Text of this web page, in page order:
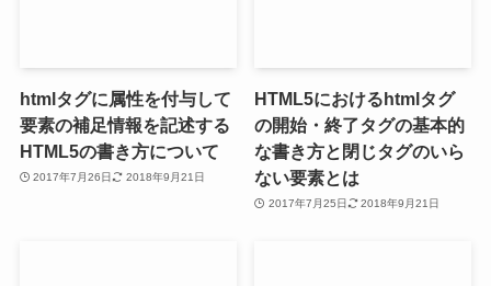
htmlタグに属性を付与して
要素の補足情報を記述する
HTML5の書き方について
2017年7月26日 2018年9月21日
HTML5におけるhtmlタグ
の開始・終了タグの基本的
な書き方と閉じタグのいら
ない要素とは
2017年7月25日 2018年9月21日